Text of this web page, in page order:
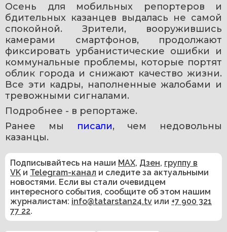
Осень для мобильных репортеров и
бдительных казанцев выдалась не самой
спокойной. Зрители, вооружившись
камерами смартфонов, продолжают
фиксировать урбанистические ошибки и
коммунальные проблемы, которые портят
облик города и снижают качество жизни.
Все эти кадры, наполненные жалобами и
тревожными сигналами.
Подробнее - в репортаже.
Ранее мы
писали, чем недовольны
казанцы.
Подписывайтесь на наши MAX, Дзен, группу в
VK и Telegram-канал и следите за актуальными
новостями. Если вы стали очевидцем
интересного события, сообщите об этом нашим
журналистам: info@tatarstan24.tv или +7 900 321
77 22.